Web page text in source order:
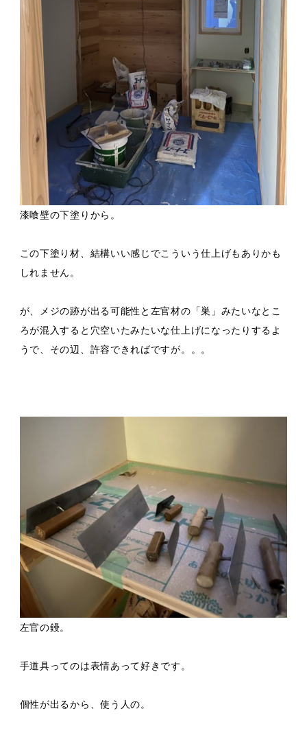
漆喰壁の下塗りから。
この下塗り材、結構いい感じでこういう仕上げもありかも
しれません。
が、メジの跡が出る可能性と左官材の「巣」みたいなとこ
ろが混入すると穴空いたみたいな仕上げになったりするよ
うで、その辺、許容できればですが。。。
左官の鏝。
手道具ってのは表情あって好きです。
個性が出るから、使う人の。